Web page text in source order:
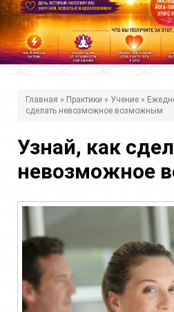
з
д
Главная » Практики » Учение »
сделать невозможное возможным
Узнай, как
невозможное